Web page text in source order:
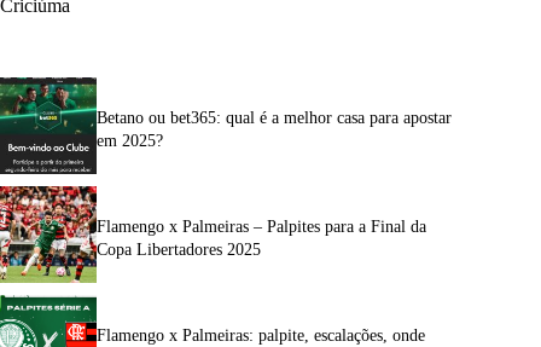
Criciúma
Betano ou bet365: qual é a melhor casa para apostar
em 2025?
Flamengo x Palmeiras – Palpites para a Final da
Copa Libertadores 2025
Flamengo x Palmeiras: palpite, escalações, onde